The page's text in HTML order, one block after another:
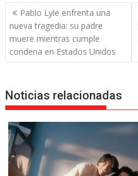
Navegación
de
entradas
Pablo Lyle enfrenta una
nueva tragedia: su padre
muere mientras cumple
condena en Estados Unidos
Noticias relacionadas